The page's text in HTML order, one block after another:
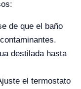
de que el baño
destilada hasta
el termostato